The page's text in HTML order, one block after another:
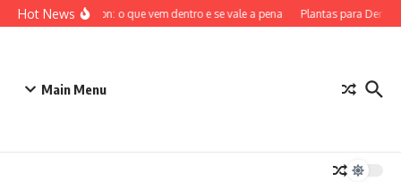
Ir para o conteúdo
Hot News
ETB Pokémon: o que vem dentro e se vale a pena Plantas para Dentro
Main Menu